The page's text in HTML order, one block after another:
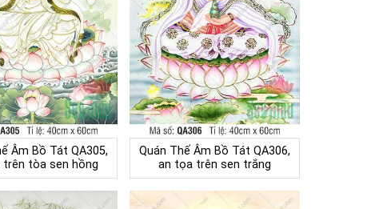
Âm Bồ Tát QA305,
tòa sen hồng
Quán Thế Âm Bồ Tát QA306,
an tọa trên sen trắng